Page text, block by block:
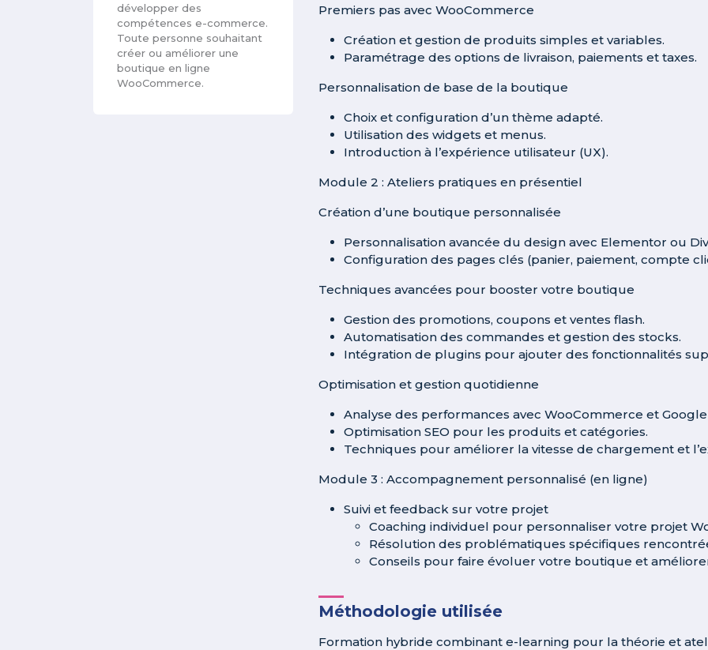
développer des
compétences e-commerce.
Toute personne souhaitant
créer ou améliorer une
boutique en ligne
WooCommerce.
Premiers pas avec WooCommerce
Création et gestion de produits simples et variables.
Paramétrage des options de livraison, paiements et taxes.
Personnalisation de base de la boutique
Choix et configuration d’un thème adapté.
Utilisation des widgets et menus.
Introduction à l’expérience utilisateur (UX).
Module 2 : Ateliers pratiques en présentiel
Création d’une boutique personnalisée
Personnalisation avancée du design avec Elementor ou
Configuration des pages clés (panier, paiement, compte
Techniques avancées pour booster votre boutique
Gestion des promotions, coupons et ventes flash.
Automatisation des commandes et gestion des stocks.
Intégration de plugins pour ajouter des fonctionnalités
Optimisation et gestion quotidienne
Analyse des performances avec WooCommerce et Google
Optimisation SEO pour les produits et catégories.
Techniques pour améliorer la vitesse de chargement et
Module 3 : Accompagnement personnalisé (en ligne)
Suivi et feedback sur votre projet
Coaching individuel pour personnaliser votre projet
Résolution des problématiques spécifiques
Conseils pour faire évoluer votre boutique et
Méthodologie utilisée
Formation hybride combinant e-learning pour la théorie et